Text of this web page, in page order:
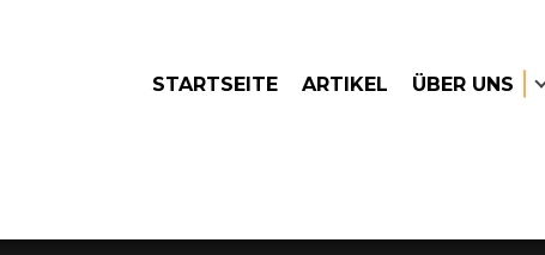
STARTSEITE ARTIKEL ÜBER UNS